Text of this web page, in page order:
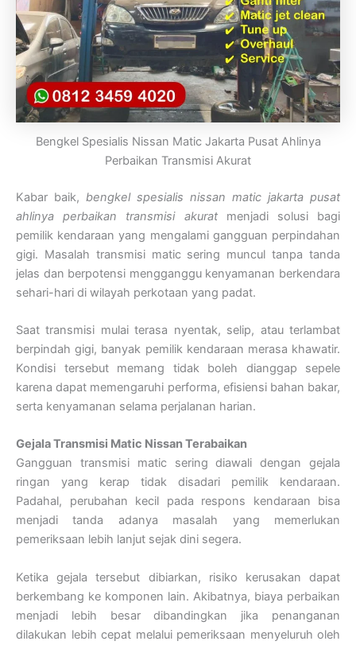
Bengkel Spesialis Nissan Matic Jakarta Pusat Ahlinya
Perbaikan Transmisi Akurat
Kabar baik, bengkel spesialis nissan matic jakarta pusat
ahlinya perbaikan transmisi akuratmenjadi solusi bagi
pemilik kendaraan yang mengalami gangguan perpindahan
gigi. Masalah transmisi matic sering muncul tanpa tanda
jelas dan berpotensi mengganggu kenyamanan berkendara
sehari-hari di wilayah perkotaan yang padat.
Saat transmisi mulai terasa nyentak, selip, atau terlambat
berpindah gigi, banyak pemilik kendaraan merasa khawatir.
Kondisi tersebut memang tidak boleh dianggap sepele
karena dapat memengaruhi performa, efisiensi bahan bakar,
serta kenyamanan selama perjalanan harian.
Gejala Transmisi Matic Nissan Terabaikan
Gangguan transmisi matic sering diawali dengan gejala
ringan yang kerap tidak disadari pemilik kendaraan.
Padahal, perubahan kecil pada respons kendaraan bisa
menjadi tanda adanya masalah yang memerlukan
pemeriksaan lebih lanjut sejak dini segera.
Ketika gejala tersebut dibiarkan, risiko kerusakan dapat
berkembang ke komponen lain. Akibatnya, biaya perbaikan
menjadi lebih besar dibandingkan jika penanganan
dilakukan lebih cepat melalui pemeriksaan menyeluruh oleh